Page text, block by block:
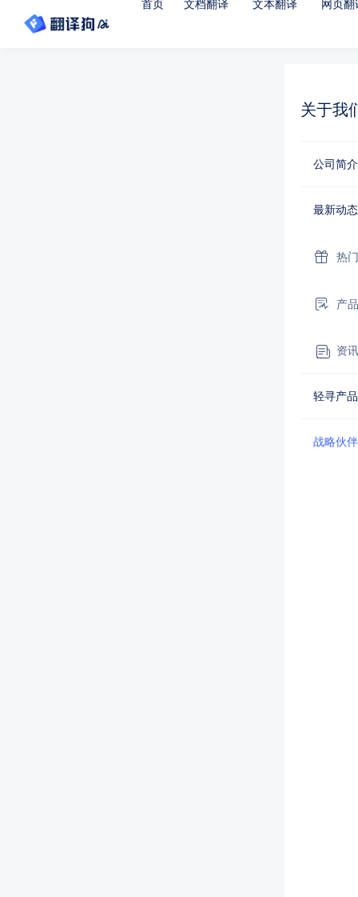
首页 文档翻译 文本翻译 网页翻
关于我
公司简介
最新动态
热
产
资讯
轻寻产品
战略伙伴